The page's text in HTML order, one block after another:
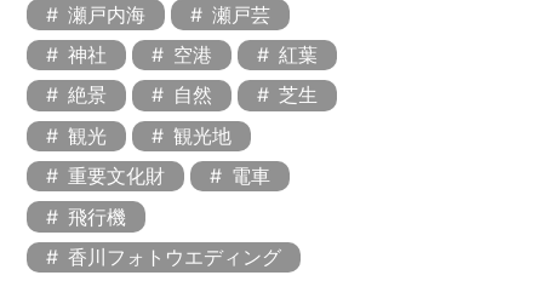
瀬戸内海
瀬戸芸
神社
空港
紅葉
絶景
自然
芝生
観光
観光地
重要文化財
電車
飛行機
香川フォトウエディング